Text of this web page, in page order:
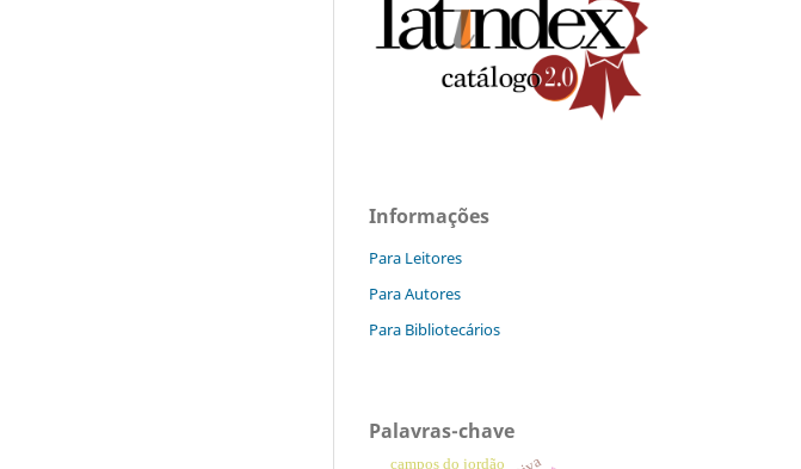
Informações
Para Leitores
Para Autores
Para Bibliotecários
Palavras-chave
campos do jordão